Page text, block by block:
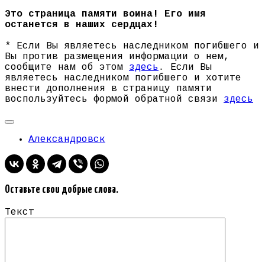
Это страница памяти воина! Его имя
останется в наших сердцах!
* Если Вы являетесь наследником погибшего и
Вы против размещения информации о нем,
сообщите нам об этом здесь . Если Вы
являетесь наследником погибшего и хотите
внести дополнения в страницу памяти
воспользуйтесь формой обратной связи здесь
Александровск
Оставьте свои добрые слова.
Текст